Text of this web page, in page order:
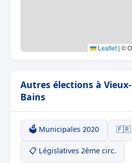
Leaflet | ©
Autres élections à
Bains
🗳️ Municipales 2020 🇫🇷
📋 Législatives 2ème circ.